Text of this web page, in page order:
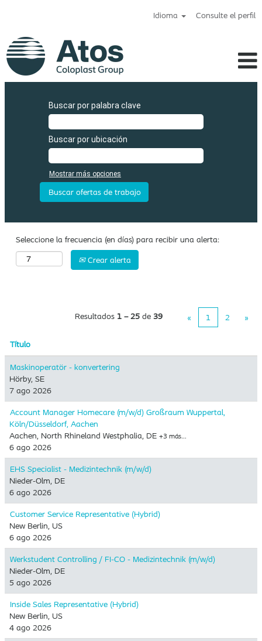
Idioma Consulte el perfil
Buscar por palabra clave
Buscar por ubicación
Mostrar más opciones
Seleccione la frecuencia (en días) para recibir una alerta:
Crear alerta
Resultados 1 – 25 de 39 « 1 2 »
Título
Maskinoperatör - konvertering
Hörby, SE
7 ago 2026
Account Manager Homecare (m/w/d) Großraum Wuppertal,
Köln/Düsseldorf, Aachen
Aachen, North Rhineland Westphalia, DE +3 más…
6 ago 2026
EHS Specialist - Medizintechnik (m/w/d)
Nieder-Olm, DE
6 ago 2026
Customer Service Representative (Hybrid)
New Berlin, US
6 ago 2026
Werkstudent Controlling / FI-CO - Medizintechnik (m/w/d)
Nieder-Olm, DE
5 ago 2026
Inside Sales Representative (Hybrid) ​
New Berlin, US
4 ago 2026